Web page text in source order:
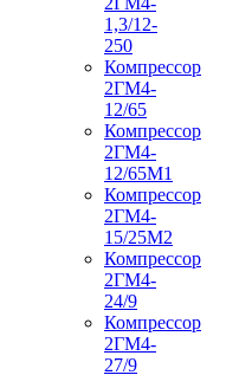
1,3/12-
250
Компрессор
2ГМ4-
12/65
Компрессор
2ГМ4-
12/65М1
Компрессор
2ГМ4-
15/25М2
Компрессор
2ГМ4-
24/9
Компрессор
2ГМ4-
27/9